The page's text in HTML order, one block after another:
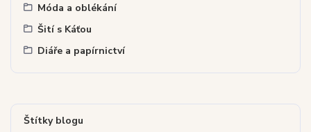
Móda a oblékání
Šití s Káťou
Diáře a papírnictví
Štítky blogu